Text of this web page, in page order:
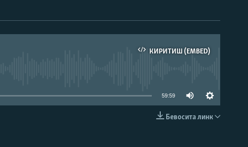
КИРИТИШ (EMBED)
59:59
Бевосита линк